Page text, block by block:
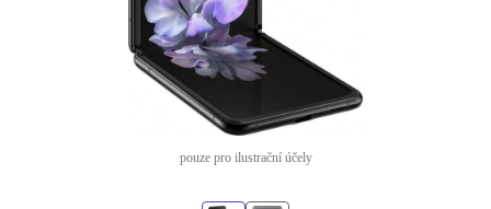
pouze pro ilustrační účely